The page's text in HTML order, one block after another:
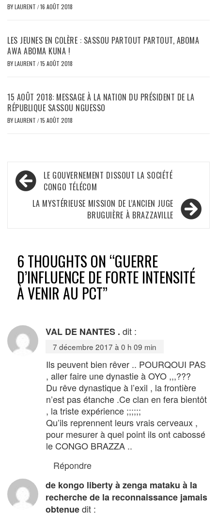
BYLAURENT /16 AOÛT 2018
LES JEUNES EN COLÈRE : SASSOU PARTOUT PARTOUT, ABOMA
AWA ABOMA KUNA !
BYLAURENT /15 AOÛT 2018
15 AOÛT 2018: MESSAGE À LA NATION DU PRÉSIDENT DE LA
RÉPUBLIQUE SASSOU NGUESSO
BYLAURENT /15 AOÛT 2018
Navigation
de
l’article
LE GOUVERNEMENT DISSOUT LA SOCIÉTÉ
CONGO TÉLÉCOM
LA MYSTÉRIEUSE MISSION DE L’ANCIEN JUGE
BRUGUIÈRE À BRAZZAVILLE
6 THOUGHTS ON “GUERRE
D’INFLUENCE DE FORTE INTENSITÉ
À VENIR AU PCT”
VAL DE NANTES . dit :
7 décembre 2017 à 0 h 09 min
Ils peuvent bien rêver .. POURQOUI PAS
, aller faire une dynastie à OYO ,,,???
Du rêve dynastique à l’exil , la frontière
n’est pas étanche .Ce clan en fera bientôt
, la triste expérience ;;;;;;
Qu’ils reprennent leurs vrais cerveaux ,
pour mesurer à quel point ils ont cabossé
le CONGO BRAZZA ..
Répondre
de kongo liberty à zenga mataku à la
recherche de la reconnaissance jamais
obtenuedit :